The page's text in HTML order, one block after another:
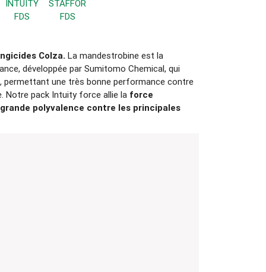
INTUITY
FDS
STAFFOR
FDS
Colza.La mandestrobine est la
développée par Sumitomo Chemical, qui
permettant une très bonne performance contre
Notre pack Intuity force allie la force
grande polyvalence contre les principales